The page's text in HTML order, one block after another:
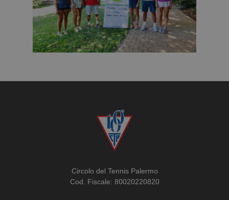
Circolo del Tennis Palermo
Cod. Fiscale: 80020220820